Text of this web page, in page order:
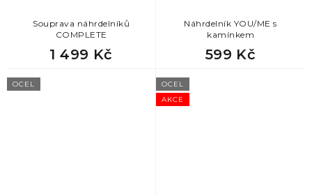
Souprava náhrdelníků
COMPLETE
1 499 Kč
Náhrdelník YOU/ME s
kamínkem
599 Kč
OCEL
AKCE
OCEL